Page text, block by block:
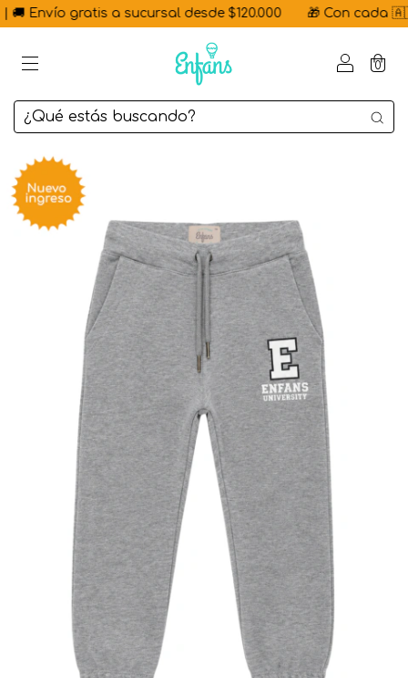
Envío gratis a sucursal desde $120.000 🎁 Con cada 🇦🇷
0